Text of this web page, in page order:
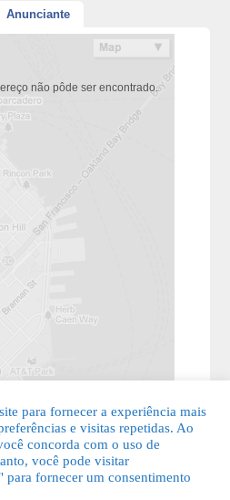
Anunciante
não pôde ser encontrado.
Comercial Grátis. Todos os direitos
para fornecer a experiência mais
e visitas repetidas. Ao
concorda com o uso de
você pode visitar
para fornecer um consentimento